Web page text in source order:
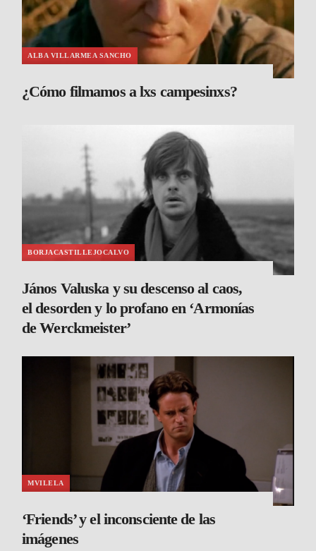
ALBA VILLARMEA SANCHO
¿Cómo filmamos a lxs campesinxs?
BORJACASTILLEJOCALVO
János Valuska y su descenso al caos,
el desorden y lo profano en ‘Armonías
de Werckmeister’
MVILELA
‘Friends’ y el inconsciente de las
imágenes